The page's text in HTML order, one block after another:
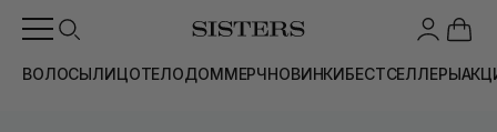
ВОЛОСЫЛИЦОТЕЛОДОММЕРЧНОВИНКИБЕСТСЕЛЛЕРЫ